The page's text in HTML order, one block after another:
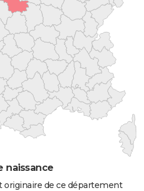
naissance
originaire de ce département